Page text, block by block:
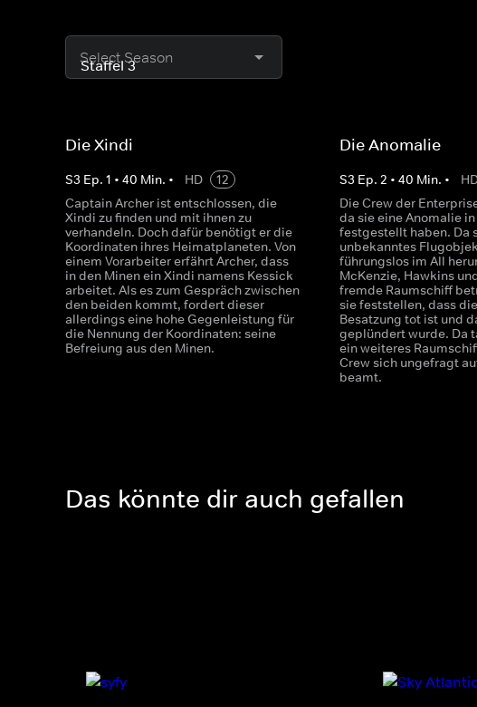
Select Season
Die Xindi
S3 Ep. 1 • 40 Min. • HD
12
Captain Archer ist entschlossen, die
Xindi zu finden und mit ihnen zu
verhandeln. Doch dafür benötigt er die
Koordinaten ihres Heimatplaneten. Von
einem Vorarbeiter erfährt Archer, dass
in den Minen ein Xindi namens Kessick
arbeitet. Als es zum Gespräch zwischen
den beiden kommt, fordert dieser
allerdings eine hohe Gegenleistung für
die Nennung der Koordinaten: seine
Befreiung aus den Minen.
Die Anomalie
S3 Ep.2 •40 Min. •
Die Crew der
da sie eine Anomalie
festgestellt haben. Da
unbekanntes
führungslos im All
McKenzie, Hawkins
fremde Raumschiff
sie feststellen, dass
Besatzung tot ist und
geplündert wurde. Da
ein weiteres
Crew sich ungefragt
beamt.
Das könnte dir auch gefallen